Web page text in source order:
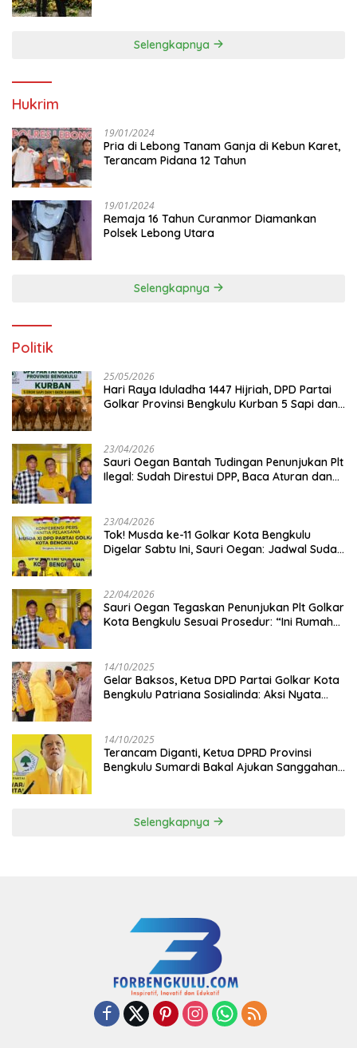
Selengkapnya
Hukrim
19/01/2024
Pria di Lebong Tanam Ganja di Kebun Karet,
Terancam Pidana 12 Tahun
19/01/2024
Remaja 16 Tahun Curanmor Diamankan
Polsek Lebong Utara
Selengkapnya
Politik
25/05/2026
Hari Raya Iduladha 1447 Hijriah, DPD Partai
Golkar Provinsi Bengkulu Kurban 5 Sapi dan 1
23/04/2026
Sauri Oegan Bantah Tudingan Penunjukan Plt
Ilegal: Sudah Direstui DPP, Baca Aturan dan
23/04/2026
‎Tok! Musda ke-11 Golkar Kota Bengkulu
Digelar Sabtu Ini, Sauri Oegan: Jadwal Sudah
22/04/2026
Sauri Oegan Tegaskan Penunjukan Plt Golkar
Kota Bengkulu Sesuai Prosedur: “Ini Rumah
14/10/2025
‎Gelar Baksos, Ketua DPD Partai Golkar Kota
Bengkulu Patriana Sosialinda: Aksi Nyata
14/10/2025
Terancam Diganti, Ketua DPRD Provinsi
Bengkulu Sumardi Bakal Ajukan Sanggahan
Selengkapnya